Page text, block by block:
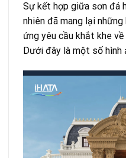
Sự kết hợp giữa sơn đá
nhiên đã mang lại
ứng yêu cầu khắt khe
Dưới đây là một số hình